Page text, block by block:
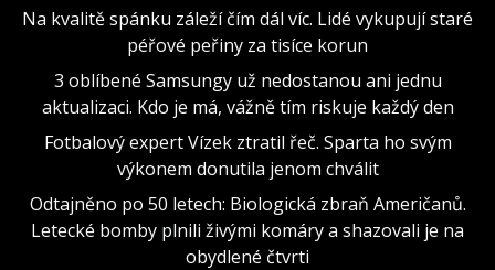
Na kvalitě spánku záleží čím dál víc. Lidé vykupují staré
péřové peřiny za tisíce korun
3 oblíbené Samsungy už nedostanou ani jednu
aktualizaci. Kdo je má, vážně tím riskuje každý den
Fotbalový expert Vízek ztratil řeč. Sparta ho svým
výkonem donutila jenom chválit
Odtajněno po 50 letech: Biologická zbraň Američanů.
Letecké bomby plnili živými komáry a shazovali je na
obydlené čtvrti